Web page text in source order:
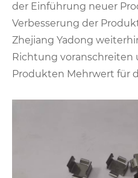
der Einführung neuer
Verbesserung der
Zhejiang Yadong
Richtung voranschreiten
Produkten Mehrwert für